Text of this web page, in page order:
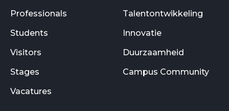
Professionals
Students
Visitors
Stages
Vacatures
Talentontwikkeling
Innovatie
Duurzaamheid
Campus Community